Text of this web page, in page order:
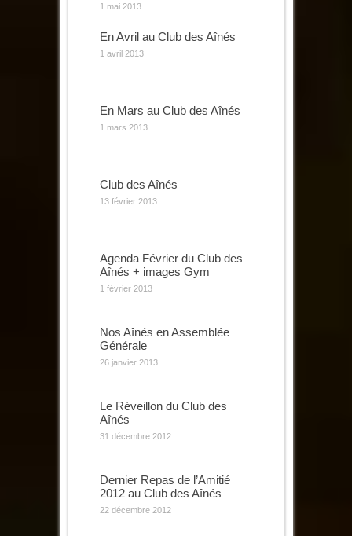
1 mai 2013
En Avril au Club des Aînés
1 avril 2013
En Mars au Club des Aînés
1 mars 2013
Club des Aînés
13 février 2013
Agenda Février du Club des
Aînés + images Gym
1 février 2013
Nos Aînés en Assemblée
Générale
26 janvier 2013
Le Réveillon du Club des
Aînés
31 décembre 2012
Dernier Repas de l’Amitié
2012 au Club des Aînés
22 décembre 2012